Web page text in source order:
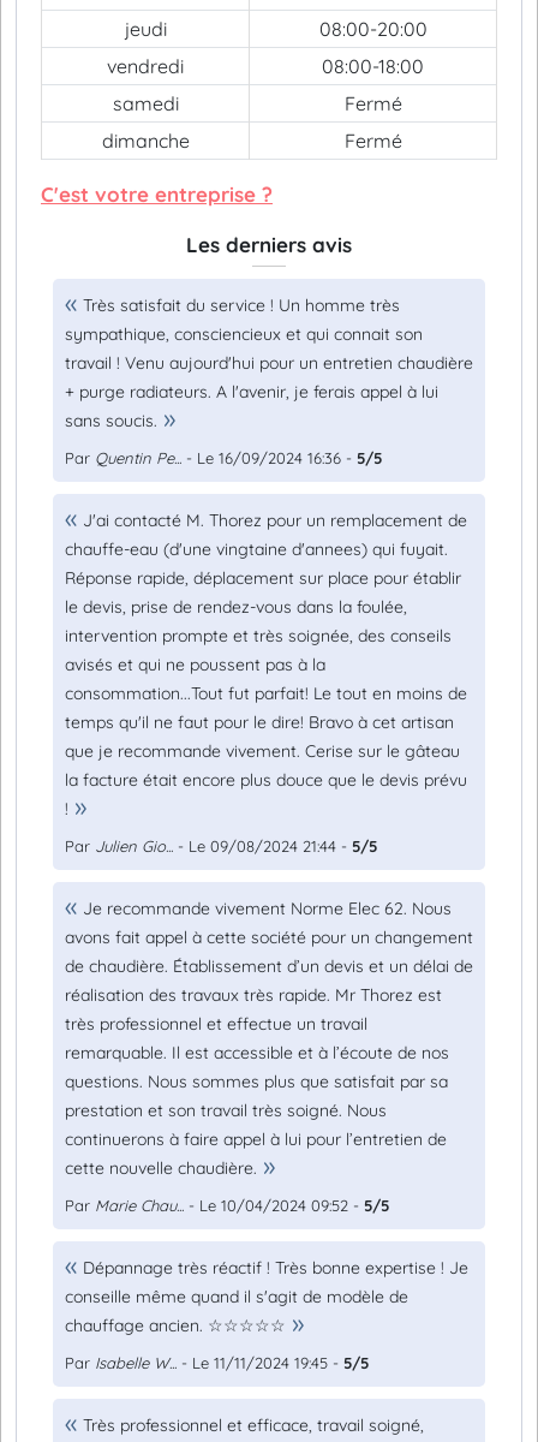
jeudi
08:00-20:00
vendredi
08:00-18:00
samedi
Fermé
dimanche
Fermé
C'est votre entreprise ?
Les derniers avis
Très satisfait du service ! Un homme très
sympathique, consciencieux et qui connait son
travail ! Venu aujourd'hui pour un entretien chaudière
+ purge radiateurs. A l'avenir, je ferais appel à lui
sans soucis.
Par Quentin Pe... - Le 16/09/2024 16:36 - 5/5
J'ai contacté M. Thorez pour un remplacement de
chauffe-eau (d'une vingtaine d'annees) qui fuyait.
Réponse rapide, déplacement sur place pour établir
le devis, prise de rendez-vous dans la foulée,
intervention prompte et très soignée, des conseils
avisés et qui ne poussent pas à la
consommation...Tout fut parfait! Le tout en moins de
temps qu'il ne faut pour le dire! Bravo à cet artisan
que je recommande vivement. Cerise sur le gâteau
la facture était encore plus douce que le devis prévu
!
Par Julien Gio... - Le 09/08/2024 21:44 - 5/5
Je recommande vivement Norme Elec 62. Nous
avons fait appel à cette société pour un changement
de chaudière. Établissement d’un devis et un délai de
réalisation des travaux très rapide. Mr Thorez est
très professionnel et effectue un travail
remarquable. Il est accessible et à l’écoute de nos
questions. Nous sommes plus que satisfait par sa
prestation et son travail très soigné. Nous
continuerons à faire appel à lui pour l’entretien de
cette nouvelle chaudière.
Par Marie Chau... - Le 10/04/2024 09:52 - 5/5
Dépannage très réactif ! Très bonne expertise ! Je
conseille même quand il s'agit de modèle de
chauffage ancien. ☆☆☆☆☆
Par Isabelle W... - Le 11/11/2024 19:45 - 5/5
Très professionnel et efficace, travail soigné,